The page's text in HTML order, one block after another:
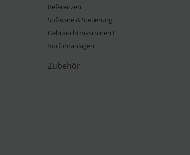
Referenzen
Software & Steuerung
Gebrauchtmaschinen I
Vorführanlagen
Zubehör